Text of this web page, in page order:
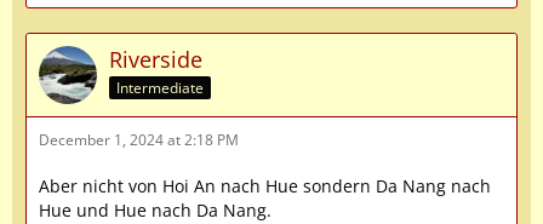
Riverside
Intermediate
December 1, 2024 at 2:18 PM
Aber nicht von Hoi An nach Hue sondern Da Nang nach
Hue und Hue nach Da Nang.